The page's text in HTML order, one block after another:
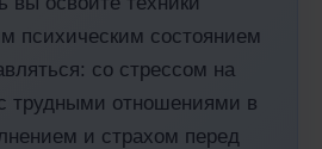
психическим состоянием
со стрессом на
трудными отношениями в
и страхом перед